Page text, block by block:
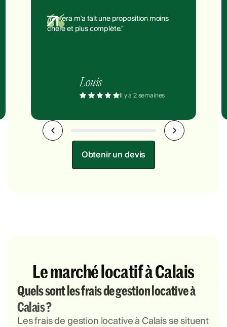
"Matera m'a fait une proposition moins
chère et plus complète."
Louis
Il y a 2 semaines
Obtenir un devis
Le marché locatif à Calais
Quels sont les frais de gestion locative à
Calais ?
Les frais de gestion locative à Calais se situent